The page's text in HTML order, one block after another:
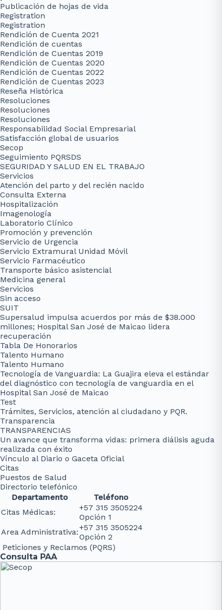
Publicación de hojas de vida
Registration
Registration
Rendición de Cuenta 2021
Rendición de cuentas
Rendición de Cuentas 2019
Rendición de Cuentas 2020
Rendición de Cuentas 2022
Rendición de Cuentas 2023
Reseña Histórica
Resoluciones
Resoluciones
Resoluciones
Responsabilidad Social Empresarial
Satisfacción global de usuarios
Secop
Seguimiento PQRSDS
SEGURIDAD Y SALUD EN EL TRABAJO
Servicios
Atención del parto y del recién nacido
Consulta Externa
Hospitalización
Imagenología
Laboratorio Clínico
Promoción y prevención
Servicio de Urgencia
Servicio Extramural Unidad Móvil
Servicio Farmacéutico
Transporte básico asistencial
Medicina general
Servicios
Sin acceso
SUIT
Supersalud impulsa acuerdos por más de $38.000
millones; Hospital San José de Maicao lidera
recuperación
Tabla De Honorarios
Talento Humano
Talento Humano
Tecnología de Vanguardia: La Guajira eleva el estándar
del diagnóstico con tecnología de vanguardia en el
Hospital San José de Maicao
Test
Trámites, Servicios, atención al ciudadano y PQR.
Transparencia
TRANSPARENCIAS
Un avance que transforma vidas: primera diálisis aguda
realizada con éxito
Vínculo al Diario o Gaceta Oficial
Citas
Puestos de Salud
Directorio telefónico
Departamento
Teléfono
Citas Médicas:
+57 315 3505224
Opción 1
Area Administrativa:+57 315 3505224
Opción 2
Peticiones y Reclamos (PQRS)
Consulta PAA